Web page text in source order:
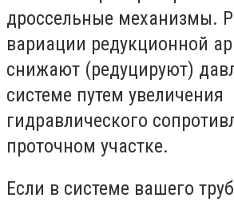
дроссельные механизмы.
вариации редукционной
снижают (редуцируют)
системе путем увеличения
гидравлического
проточном участке.
Если в системе вашего